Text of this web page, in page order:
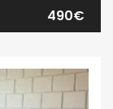
490€